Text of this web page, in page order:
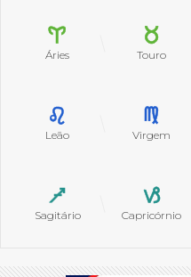
Áries Touro
Leão Virgem
Sagitário Capricórnio